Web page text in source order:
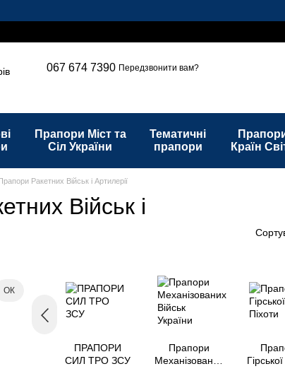
067 674 7390 Передзвонити вам?
Прапори Міст та
Сіл України
Тематичні
прапори
Країн
Ракетних Військ і Артилерії
Військ і
ПРАПОРИ
СИЛ ТРО ЗСУ
Прапори
Механізованих
ОК